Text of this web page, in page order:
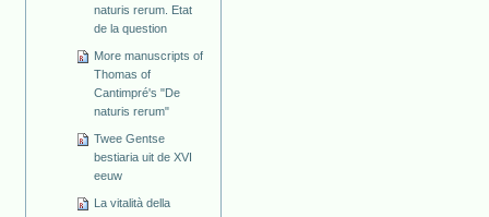
naturis rerum. Etat
de la question
More manuscripts of
Thomas of
Cantimpré's "De
naturis rerum"
Twee Gentse
bestiaria uit de XVI
eeuw
La vitalità della